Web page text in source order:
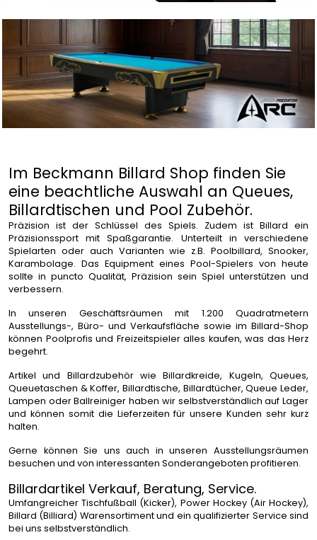
Im Beckmann Billard Shop finden Sie
eine beachtliche Auswahl an Queues,
Billardtischen und Pool Zubehör.
Präzision ist der Schlüssel des Spiels. Zudem ist Billard ein
Präzisionssport mit Spaßgarantie. Unterteilt in verschiedene
Spielarten oder auch Varianten wie z.B. Poolbillard, Snooker,
Karambolage. Das Equipment eines Pool-Spielers von heute
sollte in puncto Qualität, Präzision sein Spiel unterstützen und
verbessern.
In unseren Geschäftsräumen mit 1.200 Quadratmetern
Ausstellungs-, Büro- und Verkaufsfläche sowie im Billard-Shop
können Poolprofis und Freizeitspieler alles kaufen, was das Herz
begehrt.
Artikel und BillardzubehörwieBillardkreide, Kugeln,Queues,
Queuetaschen & Koffer,Billardtische, Billardtücher,Queue Leder,
Lampen oderBallreiniger haben wir selbstverständlich auf Lager
und können somit die Lieferzeiten für unsere Kunden sehr kurz
halten.
Gerne können Sie uns auch in unseren Ausstellungsräumen
besuchen und von interessanten Sonderangeboten profitieren.
Billardartikel Verkauf, Beratung, Service.
Umfangreicher Tischfußball (Kicker), Power Hockey (Air Hockey),
Billard (Billiard) Warensortiment und ein qualifizierter Service sind
bei uns selbstverständlich.